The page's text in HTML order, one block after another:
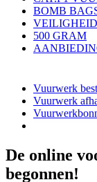
BOMB
500 GRAM
Vuurwerk
Vuurwerk
De online
begonnen!